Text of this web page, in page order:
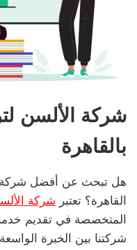
شركة الألسن
بالقاهرة
هل تبحث عن أفضل شركة
القاهرة؟ تعتبر شركة
المتخصصة في تقديم
شركتنا بين الخبرة